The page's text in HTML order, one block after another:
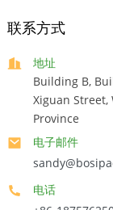
联系方式
地址
Building B,
Xiguan Street,
Province
电子邮件
电话